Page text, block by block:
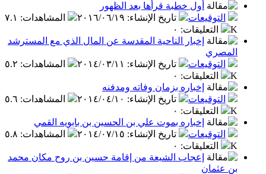
أول خطبة قرأها بعد الظهور
التوقيعات
تاريخ الإنشاء: ٢٠١٦/٠٦/١٩ المشاهدات: ٧.١
K
التعليقات: ٠
إخبار الناحية المقدسة عن المال الذي مع المسترشد
المصري
التوقيعات
تاريخ الإنشاء: ٢٠١٤/٠٣/١١ المشاهدات: ٥.٢
K
التعليقات: ٠
إخباره بزمان وفاته ومدفنه
التوقيعات
تاريخ الإنشاء: ٢٠١٤/٠٤/١٠ المشاهدات: ٥.٦
K
التعليقات: ٠
إخباره بموت علي بن الحسين بن بابويه القمي
التوقيعات
تاريخ الإنشاء: ٢٠١٤/٠٧/١٥ المشاهدات: ٥.٨
K
التعليقات: ٠
إعجاب الشيعة من إقامة حسين بن روح مكان محمد
بن عثمان